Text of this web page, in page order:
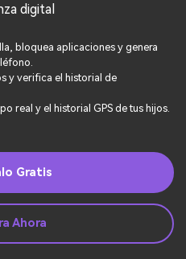
App
digital
bloquea aplicaciones y genera
y verifica el historial de
real y el historial GPS de tus hijos.
Gratis
Ahora